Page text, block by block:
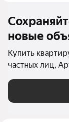
новые
Купить
частных лиц,